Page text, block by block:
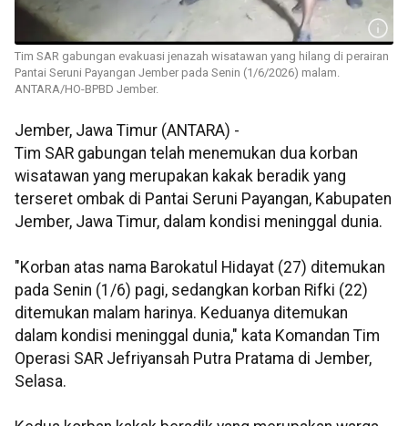
Tim SAR gabungan evakuasi jenazah wisatawan yang hilang di perairan
Pantai Seruni Payangan Jember pada Senin (1/6/2026) malam.
ANTARA/HO-BPBD Jember.
Jember, Jawa Timur (ANTARA) -
Tim SAR gabungan telah menemukan dua korban
wisatawan yang merupakan kakak beradik yang
terseret ombak di Pantai Seruni Payangan, Kabupaten
Jember, Jawa Timur, dalam kondisi meninggal dunia.
"Korban atas nama Barokatul Hidayat (27) ditemukan
pada Senin (1/6) pagi, sedangkan korban Rifki (22)
ditemukan malam harinya. Keduanya ditemukan
dalam kondisi meninggal dunia," kata Komandan Tim
Operasi SAR Jefriyansah Putra Pratama di Jember,
Selasa.